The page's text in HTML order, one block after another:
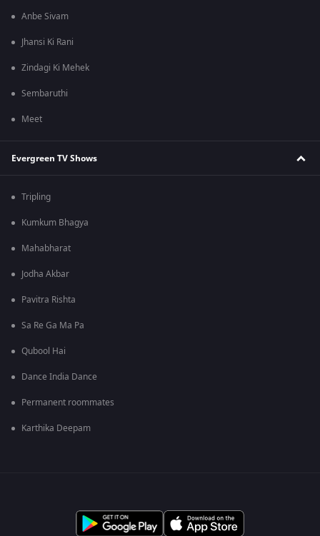
Anbe Sivam
Jhansi Ki Rani
Zindagi Ki Mehek
Sembaruthi
Meet
Evergreen TV Shows
Tripling
Kumkum Bhagya
Mahabharat
Jodha Akbar
Pavitra Rishta
Sa Re Ga Ma Pa
Qubool Hai
Dance India Dance
Permanent roommates
Karthika Deepam